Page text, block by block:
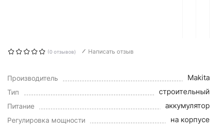
(0 отзывов) Написать отзыв
Производитель Makita
Тип строительный
Питание аккумулятор
Регулировка мощности на корпусе